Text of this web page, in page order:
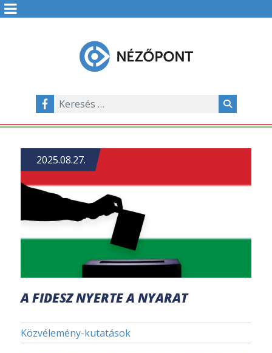
A FIDESZ NYERTE A NYARAT
Közvélemény-kutatások
2025.08.27.